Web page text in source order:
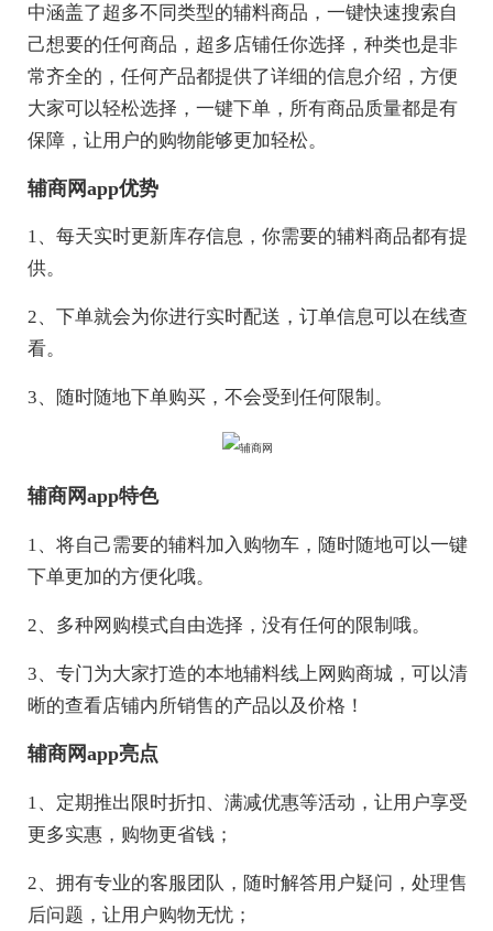
中涵盖了超多不同类型的辅料商品，一键快速搜索自
己想要的任何商品，超多店铺任你选择，种类也是非
常齐全的，任何产品都提供了详细的信息介绍，方便
大家可以轻松选择，一键下单，所有商品质量都是有
保障，让用户的购物能够更加轻松。
辅商网app优势
1、每天实时更新库存信息，你需要的辅料商品都有提
供。
2、下单就会为你进行实时配送，订单信息可以在线查
看。
3、随时随地下单购买，不会受到任何限制。
辅商网app特色
1、将自己需要的辅料加入购物车，随时随地可以一键
下单更加的方便化哦。
2、多种网购模式自由选择，没有任何的限制哦。
3、专门为大家打造的本地辅料线上网购商城，可以清
晰的查看店铺内所销售的产品以及价格！
辅商网app亮点
1、定期推出限时折扣、满减优惠等活动，让用户享受
更多实惠，购物更省钱；
2、拥有专业的客服团队，随时解答用户疑问，处理售
后问题，让用户购物无忧；